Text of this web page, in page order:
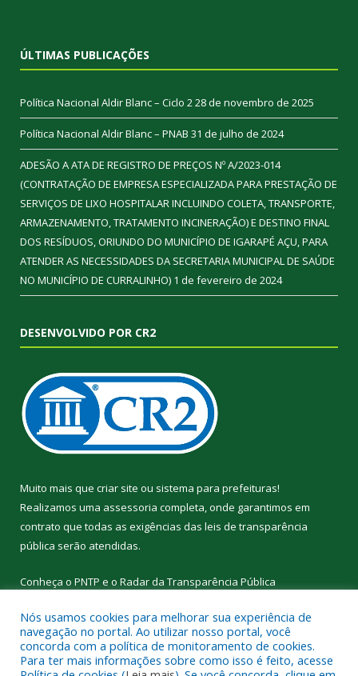
ÚLTIMAS PUBLICAÇÕES
Política Nacional Aldir Blanc – Ciclo 228 de novembro de 2025
Política Nacional Aldir Blanc – PNAB 31 de julho de 2024
ADESÃO A ATA DE REGISTRO DE PREÇOS Nº A/2023-014
(CONTRATAÇÃO DE EMPRESA ESPECIALIZADA PARA PRESTAÇÃO DE
SERVIÇOS DE LIXO HOSPITALAR INCLUINDO COLETA, TRANSPORTE,
ARMAZENAMENTO, TRATAMENTO INCINERAÇÃO) E DESTINO FINAL
DOS RESÍDUOS, ORIUNDO DO MUNICÍPIO DE IGARAPÉ AÇU, PARA
ATENDER AS NECESSIDADES DA SECRETARIA MUNICIPAL DE SAÚDE
NO MUNICÍPIO DE CURRALINHO) 1 de fevereiro de 2024
DESENVOLVIDO POR CR2
Muito mais que criar site ou sistema para prefeituras!
Realizamos uma assessoria completa, onde garantimos em
contrato que todas as exigências das leis de transparência
pública serão atendidas.
Conheça o PNTP e o Radar da Transparência Pública
Todos os direitos reservados a Prefeitura Municipal de
Nós usamos cookies para melhorar sua experiência de
navegação no portal. Ao utilizar nosso portal, você
concorda com a política de monitoramento de cookies.
Para ter mais informações sobre como isso é feito, acesse